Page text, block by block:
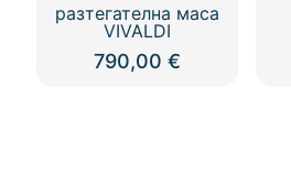
разтегателна маса
VIVALDI
790,00€